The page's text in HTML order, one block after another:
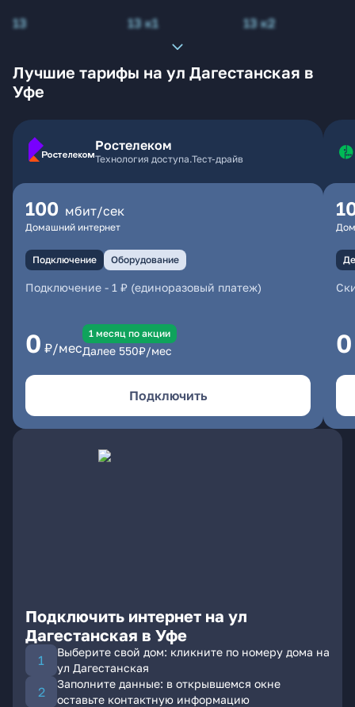
13
13 к1 13 к2
Лучшие тарифы на ул Дагестанская в
Уфе
Ростелеком
Технология доступа.Тест-драйв
100 мбит/сек
Домашний интернет
Подключение Оборудование
Подключение - 1 ₽ (единоразовый платеж)
0 ₽/мес
1 месяц по акции
Далее 550₽/мес
Подключить
0
Подключить интернет на ул
Дагестанская в Уфе
Выберите свой дом: кликните по номеру дома на
ул Дагестанская
Заполните данные: в открывшемся окне
оставьте контактную информацию